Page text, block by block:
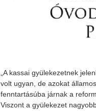
„A kassai gyülekezetnek
volt ugyan, de azokat
fenntartásúba járnak a
Viszont a gyülekezet